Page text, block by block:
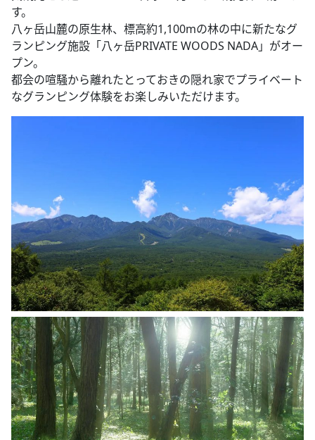
す。
八ヶ岳山麓の原生林、標高約1,100mの林の中に新たなグ
ランピング施設「八ヶ岳PRIVATE WOODS NADA」がオー
プン。
都会の喧騒から離れたとっておきの隠れ家でプライベート
なグランピング体験をお楽しみいただけます。